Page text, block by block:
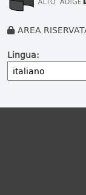
AREA
Lingua